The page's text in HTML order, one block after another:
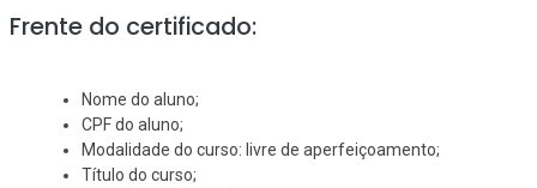
Frente do certificado:
Nome do aluno;
CPF do aluno;
Modalidade do curso: livre de aperfeiçoamento;
Título do curso;